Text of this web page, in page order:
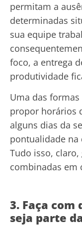
permitam a
determinadas
sua equipe
foco, a entrega
produtividade
Uma das
propor horários
alguns dias da
pontualidade na
Tudo isso,
combinadas em
3. Faça com
seja parte